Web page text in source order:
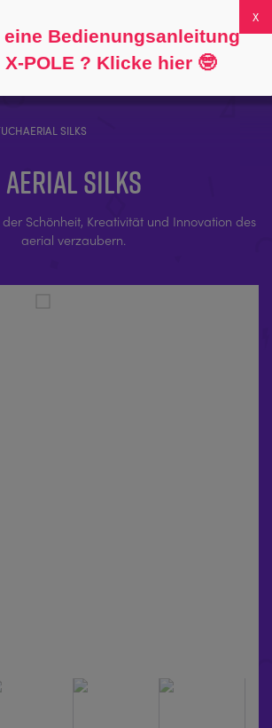
0
SILKS
Aerial Silks
der Schönheit, Kreativität und Innovation des
aerial verzaubern.
Bedienungsanleitung
POLE ? Klicke hier 🤓